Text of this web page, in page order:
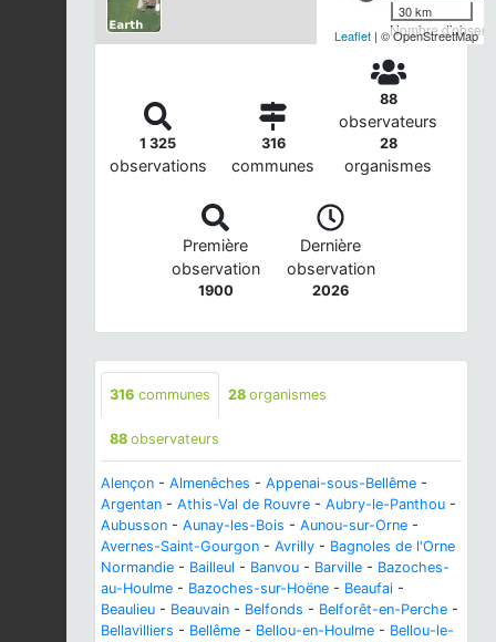
Nombre
30 km
Leaflet | © OpenStreetMap
1 325
observations
316
communes
88
observateurs
28
organismes
Première
observation
1900
Dernière
observation
2026
316 communes 28 organismes
88 observateurs
Alençon - Almenêches - Appenai-sous-Bellême -
Argentan - Athis-Val de Rouvre - Aubry-le-Panthou -
Aubusson - Aunay-les-Bois - Aunou-sur-Orne -
Avernes-Saint-Gourgon - Avrilly - Bagnoles de l'Orne
Normandie - Bailleul - Banvou - Barville - Bazoches-
au-Houlme - Bazoches-sur-Hoëne - Beaufai -
Beaulieu - Beauvain - Belfonds - Belforêt-en-Perche -
Bellavilliers - Bellême - Bellou-en-Houlme - Bellou-le-